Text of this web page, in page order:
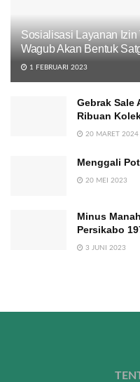
Sosialisasi Layanan Izin
Wagub Akan Bentuk
1 FEBRUARI 2023
Gebrak Sale
Ribuan
20 MARET 2024
Menggali
20 MEI 2023
Minus
Persikabo
3 JUNI 2023